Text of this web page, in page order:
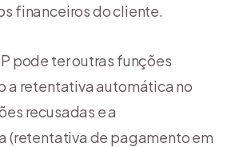
financeiros do cliente.
pode ter outras funções
a retentativa automática no
recusadas e a
(retentativa de pagamento em